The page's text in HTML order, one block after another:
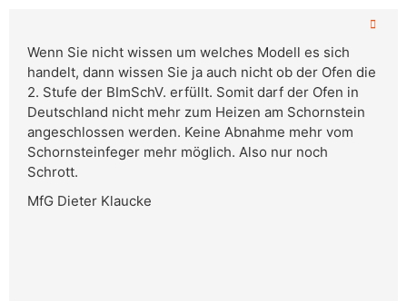
Wenn Sie nicht wissen um welches Modell es sich
handelt, dann wissen Sie ja auch nicht ob der Ofen die
2. Stufe der BImSchV. erfüllt. Somit darf der Ofen in
Deutschland nicht mehr zum Heizen am Schornstein
angeschlossen werden. Keine Abnahme mehr vom
Schornsteinfeger mehr möglich. Also nur noch
Schrott.
MfG Dieter Klaucke